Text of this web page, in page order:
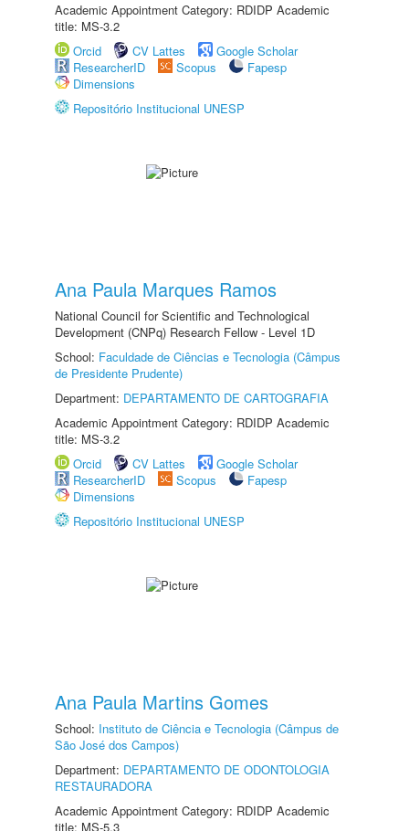
Academic Appointment Category: RDIDP Academic
title: MS-3.2
Orcid
CV Lattes
Google Scholar
ResearcherID
Scopus
Fapesp
Dimensions
Repositório Institucional UNESP
Ana Paula Marques Ramos
National Council for Scientific and Technological
Development (CNPq) Research Fellow - Level 1D
School: Faculdade de Ciências e Tecnologia (Câmpus
de Presidente Prudente)
Department: DEPARTAMENTO DE CARTOGRAFIA
Academic Appointment Category: RDIDP Academic
title: MS-3.2
Orcid
CV Lattes
Google Scholar
ResearcherID
Scopus
Fapesp
Dimensions
Repositório Institucional UNESP
Ana Paula Martins Gomes
School: Instituto de Ciência e Tecnologia (Câmpus de
São José dos Campos)
Department: DEPARTAMENTO DE ODONTOLOGIA
RESTAURADORA
Academic Appointment Category: RDIDP Academic
title: MS-5.3